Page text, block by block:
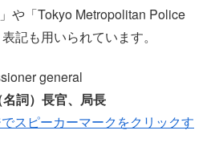
や「Tokyo Metropolitan Police
記も用いられています。
general
詞）長官、局長
スピーカーマークをクリックす